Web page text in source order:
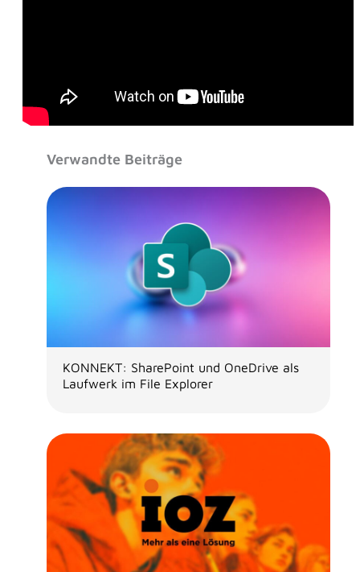
Verwandte Beiträge
KONNEKT: SharePoint und OneDrive als
Laufwerk im File Explorer